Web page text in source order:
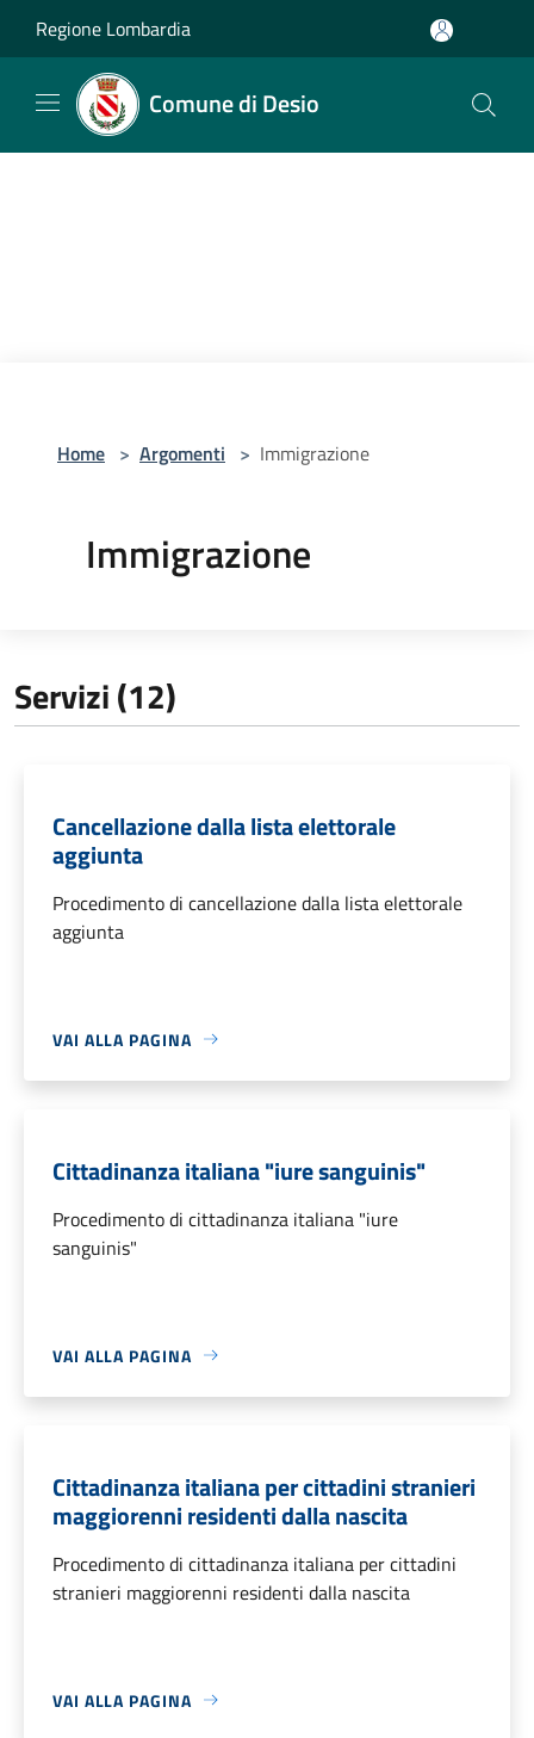
Regione Lombardia
Comune di Desio
Home > Argomenti > Immigrazione
Immigrazione
Servizi (12)
Cancellazione dalla lista elettorale
aggiunta
Procedimento di cancellazione dalla lista elettorale
aggiunta
VAI ALLA PAGINA
Cittadinanza italiana "iure sanguinis"
Procedimento di cittadinanza italiana "iure
sanguinis"
VAI ALLA PAGINA
Cittadinanza italiana per cittadini stranieri
maggiorenni residenti dalla nascita
Procedimento di cittadinanza italiana per cittadini
stranieri maggiorenni residenti dalla nascita
VAI ALLA PAGINA